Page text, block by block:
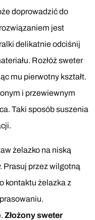
doprowadzić do
jest
delikatnie odciśnij
Rozłóż sweter
mu pierwotny kształt.
i przewiewnym
Taki sposób suszenia
żelazko na niską
Prasuj przez wilgotną
kontaktu żelazka z
Złożony sweter